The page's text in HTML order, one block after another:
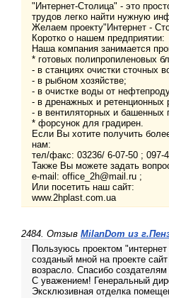
"Интернет-Столица" - это
трудов легко найти нужную
Желаем проекту"Интернет -
Коротко о нашем предприятии:
Наша компания занимается
* готовых полипропиленовых
- в станциях очистки сточных
- в рыбном хозяйстве;
- в очистке воды от
- в дренажных и ретенционных
- в вентиляторных и
* форсунок для градирен.
Если Вы хотите получить
нам:
тел/факс: 03236/ 6-07-50 ; 097-
Также Вы можете задать
e-mail: office_2h@mail.ru ;
Или посетить наш сайт:
www.2hplast.com.ua
2484. Отзыв MilanDom из
Пользуюсь проектом
созданый мной на проекте
возрасло. Спасибо создателям
С уважением! Генеральный
Эксклюзивная отделка